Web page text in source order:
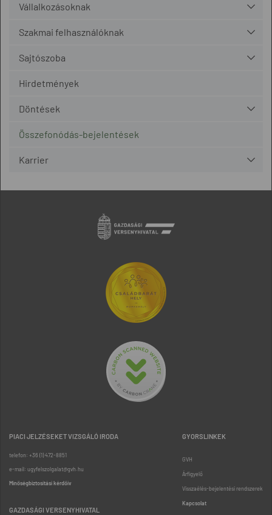
Vállalkozásoknak
Szakmai felhasználóknak
Sajtószoba
Hirdetmények
Döntések
Összefonódás-bejelentések
Karrier
PIACI JELZÉSEKET VIZSGÁLÓ IRODA
telefon: +36 (1) 472-8851
e-mail: ugyfelszolgalat@gvh.hu
Minőségbiztosítási kérdőív
GAZDASÁGI VERSENYHIVATAL
GYORSLINKEK
GVH
Árfigyelő
Visszaélés-bejelentési rendszerek
Kapcsolat